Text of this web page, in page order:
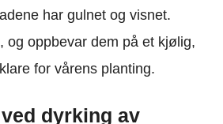
har gulnet og visnet.
og oppbevar dem på et kjølig,
for vårens planting.
dyrking av